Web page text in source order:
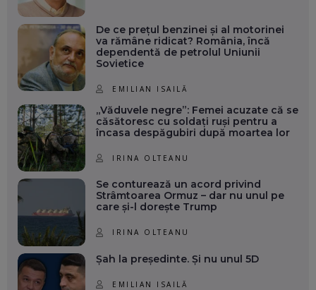
De ce prețul benzinei și al motorinei
va rămâne ridicat? România, încă
dependentă de petrolul Uniunii
Sovietice
EMILIAN ISAILĂ
„Văduvele negre”: Femei acuzate că se
căsătoresc cu soldați ruși pentru a
încasa despăgubiri după moartea lor
IRINA OLTEANU
Se conturează un acord privind
Strâmtoarea Ormuz – dar nu unul pe
care și-l dorește Trump
IRINA OLTEANU
Șah la președinte. Și nu unul 5D
EMILIAN ISAILĂ